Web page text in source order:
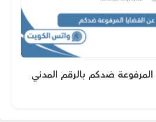
المرفوعة ضدكم بالرقم المدني